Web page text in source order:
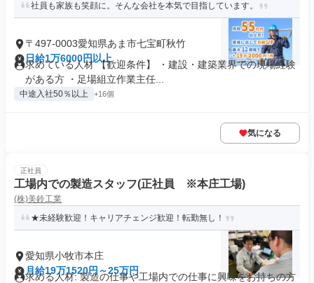
社員も家族も笑顔に。そんな会社を本気で目指しています。
〒497-0003愛知県あま市七宝町秋竹
日給1万6000円以上
求めている人材 【歓迎条件】 ・建設・建築業界での現場経験
がある方 ・足場組立作業主任...
中途入社50％以上 +16個
気になる
正社員
工場内での製造スタッフ(正社員 ※本庄工場)
(株)美鈴工業
★未経験歓迎！キャリアチェンジ歓迎！転勤無し！
愛知県小牧市本庄
月給19万1520円～25万円
求める人材: 製造の仕事や工場内での仕事に興味をお持ちの方